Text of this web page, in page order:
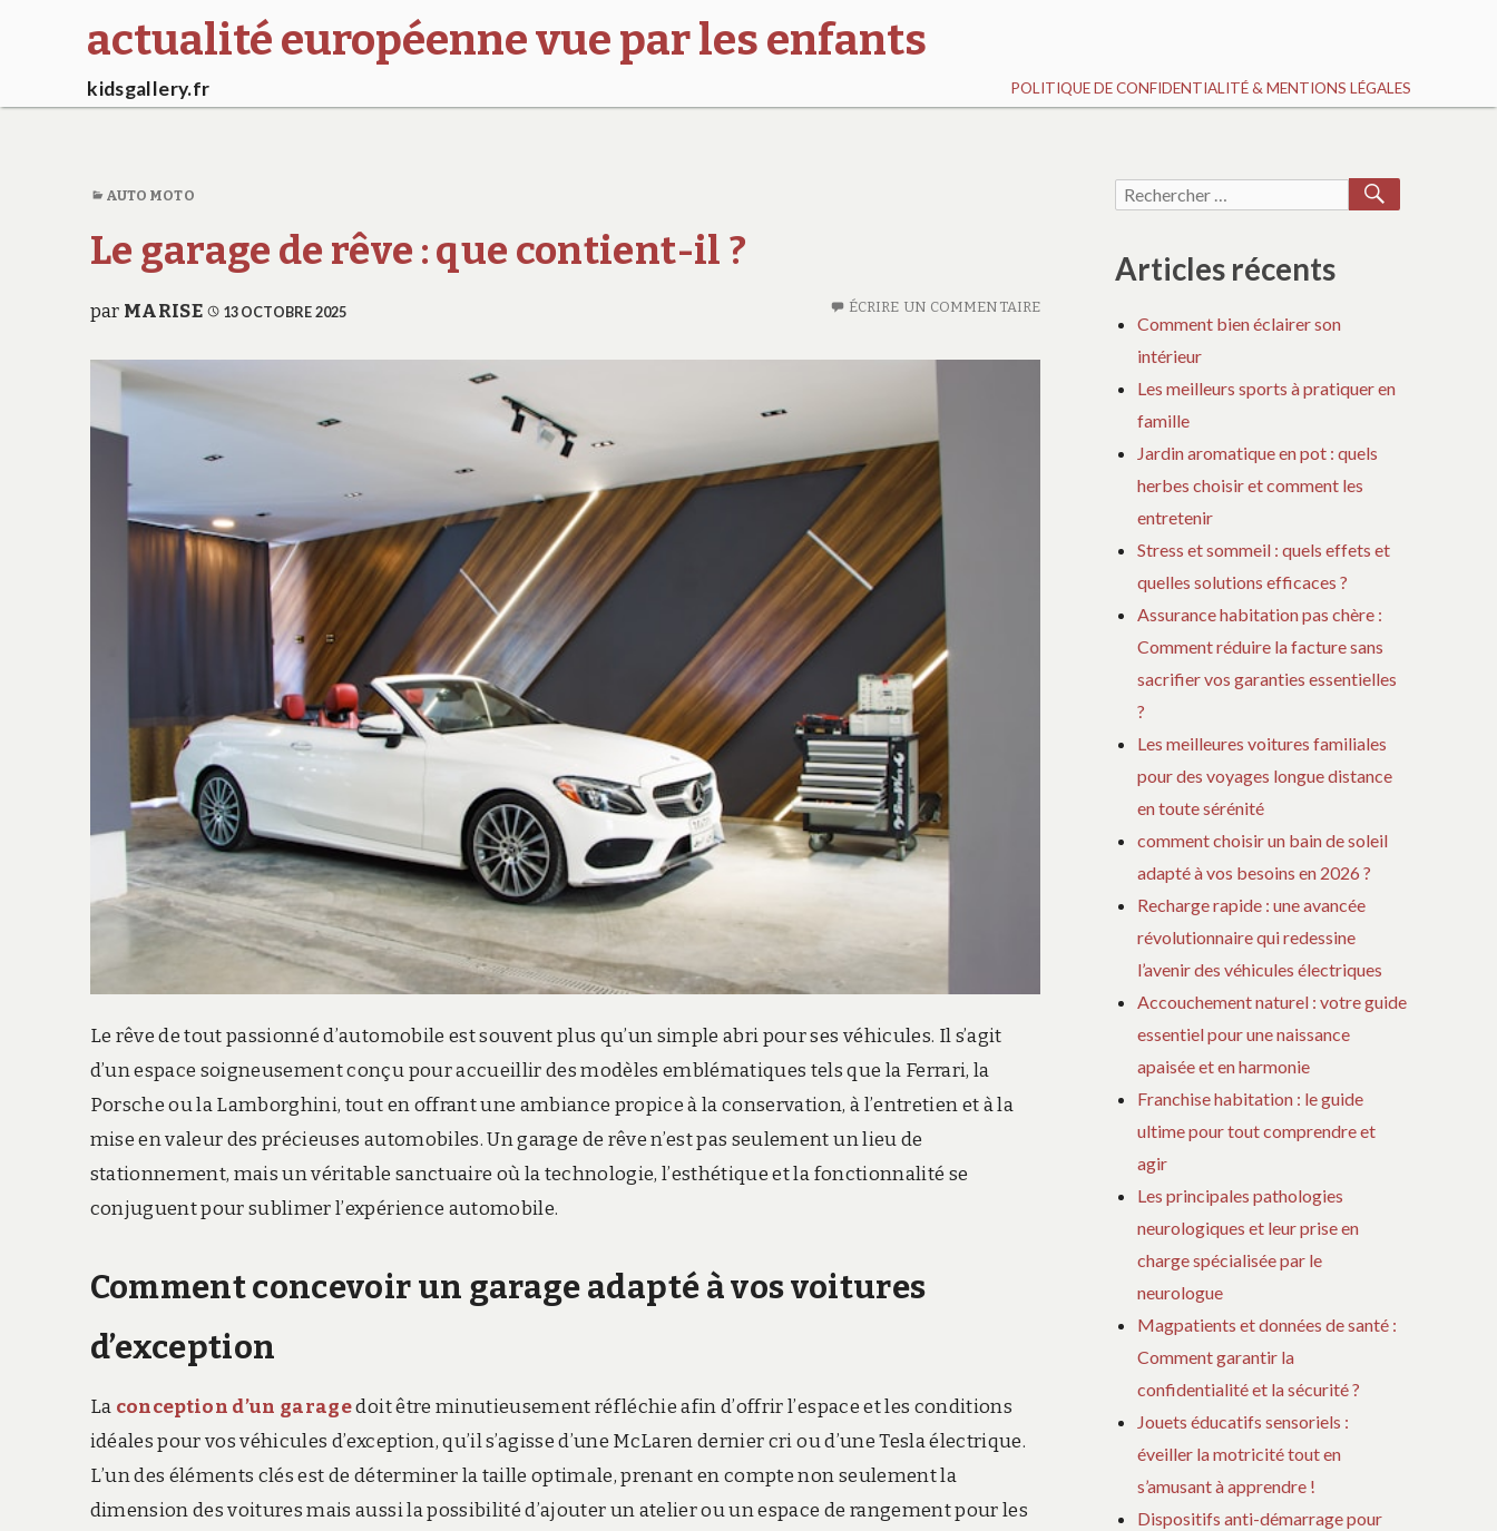
actualité européenne vue par les enfants
kidsgallery.fr POLITIQUE DE CONFIDENTIALITÉ & MENTIONS LÉGALES
AUTO MOTO
Le garage de rêve : que contient-il ?
par MARISE 13 OCTOBRE 2025 ÉCRIRE UN COMMENTAIRE
Le rêve de tout passionné d’automobile est souvent plus qu’un simple abri pour ses véhicules. Il s’agit
d’un espace soigneusement conçu pour accueillir des modèles emblématiques tels que la Ferrari, la
Porsche ou la Lamborghini, tout en offrant une ambiance propice à la conservation, à l’entretien et à la
mise en valeur des précieuses automobiles. Un garage de rêve n’est pas seulement un lieu de
stationnement, mais un véritable sanctuaire où la technologie, l’esthétique et la fonctionnalité se
conjuguent pour sublimer l’expérience automobile.
Comment concevoir un garage adapté à vos voitures
d’exception
La conception d’un garagedoit être minutieusement réfléchie afin d’offrir l’espace et les conditions
idéales pour vos véhicules d’exception, qu’il s’agisse d’une McLaren dernier cri ou d’une Tesla électrique.
L’un des éléments clés est de déterminer la taille optimale, prenant en compte non seulement la
dimension des voitures mais aussi la possibilité d’ajouter un atelier ou un espace de rangement pour les
Recherche
Articles récents
Comment bien éclairer son
intérieur
Les meilleurs sports à pratiquer en
famille
Jardin aromatique en pot : quels
herbes choisir et comment les
entretenir
Stress et sommeil : quels effets et
quelles solutions efficaces ?
Assurance habitation pas chère :
Comment réduire la facture sans
sacrifier vos garanties essentielles
?
Les meilleures voitures familiales
pour des voyages longue distance
en toute sérénité
comment choisir un bain de soleil
adapté à vos besoins en 2026 ?
Recharge rapide : une avancée
révolutionnaire qui redessine
l’avenir des véhicules électriques
Accouchement naturel : votre guide
essentiel pour une naissance
apaisée et en harmonie
Franchise habitation : le guide
ultime pour tout comprendre et
agir
Les principales pathologies
neurologiques et leur prise en
charge spécialisée par le
neurologue
Magpatients et données de santé :
Comment garantir la
confidentialité et la sécurité ?
Jouets éducatifs sensoriels :
éveiller la motricité tout en
s’amusant à apprendre !
Dispositifs anti-démarrage pour